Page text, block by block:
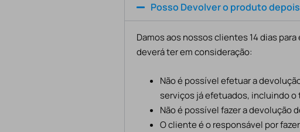
Posso Devolver o produto
Damos aos nossos clientes 14 dias
deverá ter em consideração:
Não é possível efetuar a
serviços já efetuados, incluindo o
Não é possível fazer a devolução
O cliente é o responsável por